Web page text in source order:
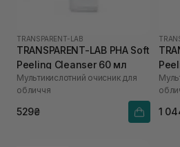
TRANSPARENT-LAB
TRANSPARENT-LAB PHA Soft
Peeling Cleanser 60 мл
Мультикислотний очисник для
обличчя
529₴ 1